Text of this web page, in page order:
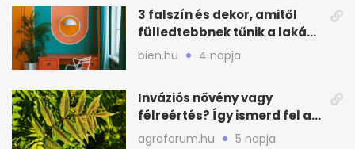
3 falszín és dekor, amitől
fülledtebbnek tűnik a lakás
nyáron
bien.hu 4 napja
Inváziós növény vagy
félreértés? Így ismerd fel a
valódi kockázatot
agroforum.hu 5 napja